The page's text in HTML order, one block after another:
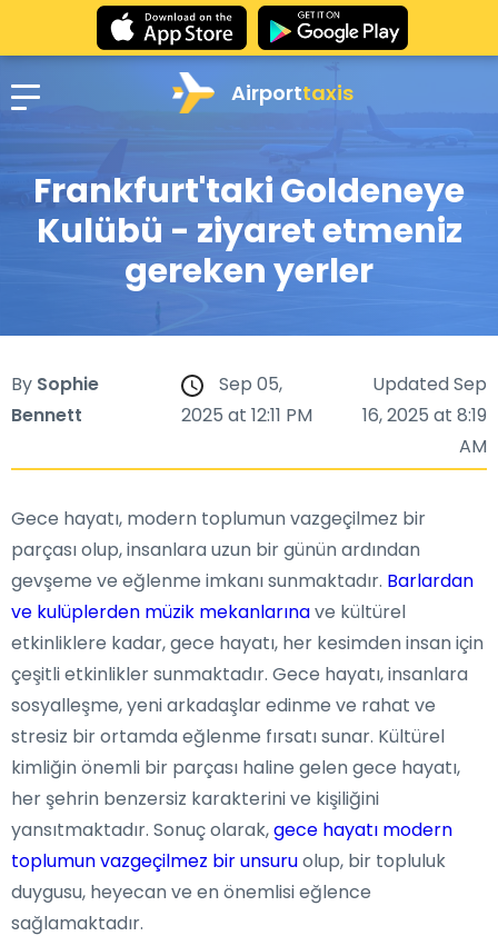
Airporttaxis
Frankfurt'taki Goldeneye
Kulübü - ziyaret etmeniz
gereken yerler
By Sophie
Bennett
Sep 05,
2025 at 12:11 PM
Updated Sep
16, 2025 at 8:19
AM
Gece hayatı, modern toplumun vazgeçilmez bir
parçası olup, insanlara uzun bir günün ardından
gevşeme ve eğlenme imkanı sunmaktadır. Barlardan
ve kulüplerden müzik mekanlarınave kültürel
etkinliklere kadar, gece hayatı, her kesimden insan için
çeşitli etkinlikler sunmaktadır. Gece hayatı, insanlara
sosyalleşme, yeni arkadaşlar edinme ve rahat ve
stresiz bir ortamda eğlenme fırsatı sunar. Kültürel
kimliğin önemli bir parçası haline gelen gece hayatı,
her şehrin benzersiz karakterini ve kişiliğini
yansıtmaktadır. Sonuç olarak,gece hayatı modern
toplumun vazgeçilmez bir unsuruolup, bir topluluk
duygusu, heyecan ve en önemlisi eğlence
sağlamaktadır.